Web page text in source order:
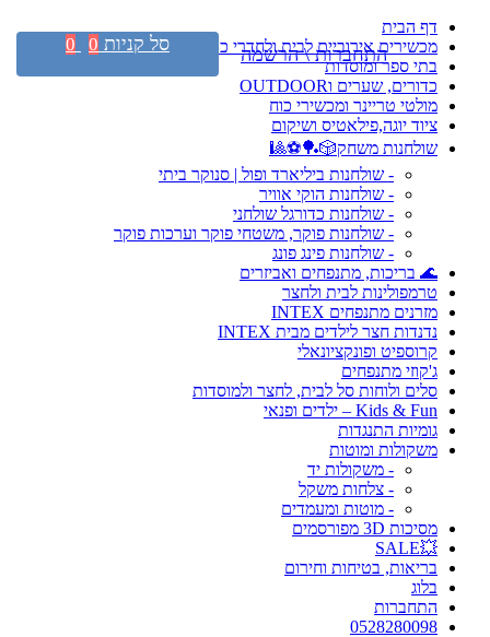
דף הבית
מכשירים אירוביים לבית ולחדרי כושר
בתי ספר ומוסדות
כדורים, שערים וOUTDOOR
מולטי טריינר ומכשירי כוח
ציוד יוגה,פילאטיס ושיקום
שולחנות משחק🎲🏓⚽🎱
- שולחנות ביליארד ופול | סנוקר ביתי
- שולחנות הוקי אוויר
- שולחנות כדורגל שולחני
- שולחנות פוקר, משטחי פוקר וערכות פוקר
- שולחנות פינג פונג
🌊 בריכות, מתנפחים ואביזרים
טרמפולינות לבית ולחצר
מזרנים מתנפחים INTEX
נדנדות חצר לילדים מבית INTEX
קרוספיט ופונקציונאלי
ג'קוזי מתנפחים
סלים ולוחות סל לבית, לחצר ולמוסדות
Kids & Fun – ילדים ופנאי
גומיות התנגדות
משקולות ומוטות
- משקולות יד
- צלחות משקל
- מוטות ומעמדים
מסיכות 3D מפורסמים
💥SALE
בריאות, בטיחות וחירום
בלוג
התחברות
0528280098
התחברות \ הרשמה סל קניות 0
0